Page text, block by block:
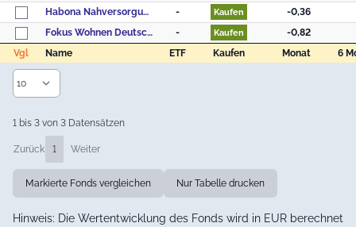
Vgl Name ETF Kaufen Monat 6
Habona Nahversorgungsfonds Deutschland
- Kaufen
-0,36
Fokus Wohnen Deutschland
- Kaufen
-0,82
Vgl
Name ETF Kaufen Monat 6
1 bis 3 von 3 Datensätzen
Zurück 1 Weiter
Markierte Fonds vergleichen Nur Tabelle drucken
Hinweis: Die Wertentwicklung des Fonds wird in EUR berechnet